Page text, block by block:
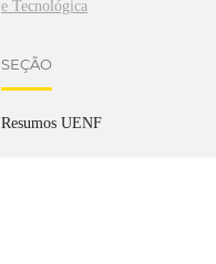
e Tecnológica
SEÇÃO
Resumos UENF